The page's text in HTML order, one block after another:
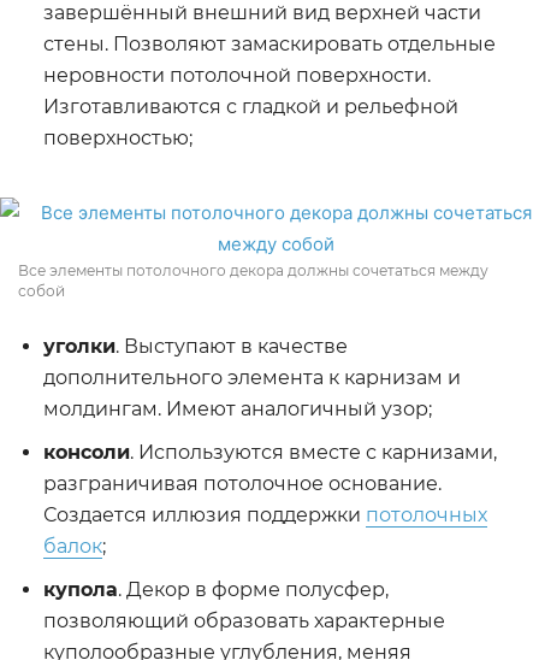
завершённый внешний вид верхней части
стены. Позволяют замаскировать отдельные
неровности потолочной поверхности.
Изготавливаются с гладкой и рельефной
поверхностью;
Все элементы потолочного декора должны сочетаться между
собой
уголки. Выступают в качестве
дополнительного элемента к карнизам и
молдингам. Имеют аналогичный узор;
консоли. Используются вместе с карнизами,
разграничивая потолочное основание.
Создается иллюзия поддержки потолочных
балок;
купола. Декор в форме полусфер,
позволяющий образовать характерные
куполообразные углубления, меняя